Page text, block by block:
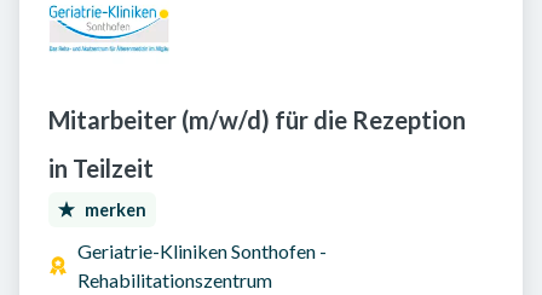
Mitarbeiter (m/w/d) für die Rezeption
in Teilzeit
merken
Geriatrie-Kliniken Sonthofen -
Rehabilitationszentrum